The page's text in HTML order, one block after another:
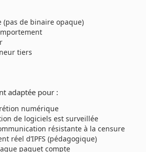
(pas de binaire opaque)
tiers
adaptée pour :
numérique
de logiciels est surveillée
résistante à la censure
réel d’IPFS (pédagogique)
paquet compte